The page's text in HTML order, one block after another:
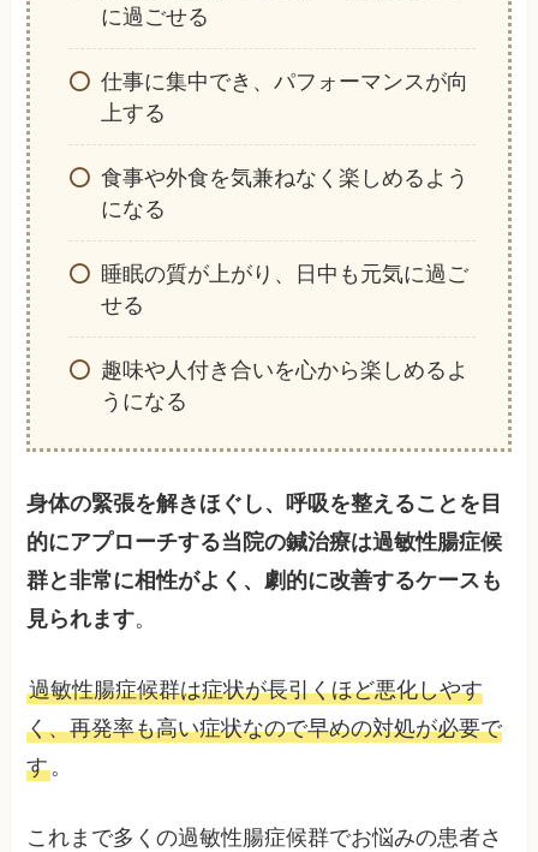
に過ごせる
仕事に集中でき、パフォーマンスが向
上する
食事や外食を気兼ねなく楽しめるよう
になる
睡眠の質が上がり、日中も元気に過ご
せる
趣味や人付き合いを心から楽しめるよ
うになる
身体の緊張を解きほぐし、呼吸を整えることを目
的にアプローチする当院の鍼治療は過敏性腸症候
群と非常に相性がよく、劇的に改善するケースも
見られます。
過敏性腸症候群は症状が長引くほど悪化しやす
く、再発率も高い症状なので早めの対処が必要で
す。
これまで多くの過敏性腸症候群でお悩みの患者さ